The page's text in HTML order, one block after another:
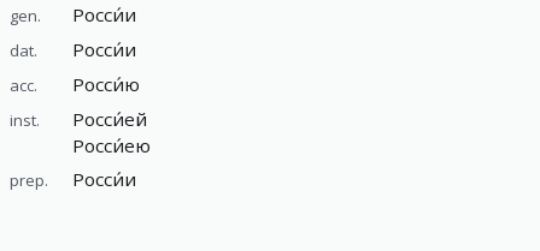
gen. Росси́и
dat. Росси́и
acc. Росси́ю
inst.
Росси́ей
Росси́ею
prep. Росси́и